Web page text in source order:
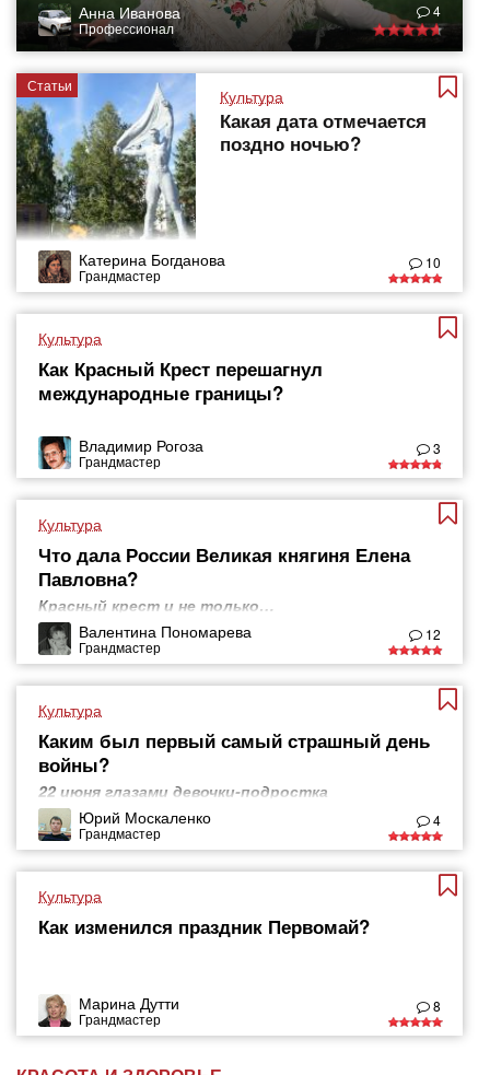
Анна Иванова
Профессионал
4
Статьи
Культура
Какая дата отмечается
поздно ночью?
Катерина Богданова
Грандмастер
10
Культура
Как Красный Крест перешагнул
международные границы?
Владимир Рогоза
Грандмастер
3
Культура
Что дала России Великая княгиня Елена
Павловна?
Красный крест и не только…
Валентина Пономарева
Грандмастер
12
Культура
Каким был первый самый страшный день
войны?
22 июня глазами девочки-подростка
Юрий Москаленко
Грандмастер
4
Культура
Как изменился праздник Первомай?
Марина Дутти
Грандмастер
8